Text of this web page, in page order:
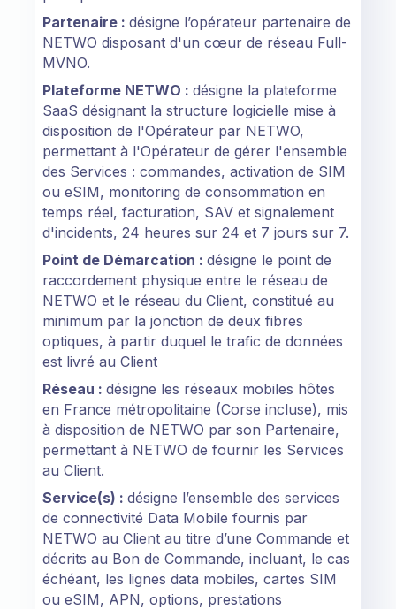
Partenaire :désigne l’opérateur partenaire de
NETWO disposant d'un cœur de réseau Full-
MVNO.
Plateforme NETWO :désigne la plateforme
SaaS désignant la structure logicielle mise à
disposition de l'Opérateur par NETWO,
permettant à l'Opérateur de gérer l'ensemble
des Services : commandes, activation de SIM
ou eSIM, monitoring de consommation en
temps réel, facturation, SAV et signalement
d'incidents, 24 heures sur 24 et 7 jours sur 7.
Point de Démarcation :désigne le point de
raccordement physique entre le réseau de
NETWO et le réseau du Client, constitué au
minimum par la jonction de deux fibres
optiques, à partir duquel le trafic de données
est livré au Client
Réseau :désigne les réseaux mobiles hôtes
en France métropolitaine (Corse incluse), mis
à disposition de NETWO par son Partenaire,
permettant à NETWO de fournir les Services
au Client.
Service(s) :désigne l’ensemble des services
de connectivité Data Mobile fournis par
NETWO au Client au titre d’une Commande et
décrits au Bon de Commande, incluant, le cas
échéant, les lignes data mobiles, cartes SIM
ou eSIM, APN, options, prestations